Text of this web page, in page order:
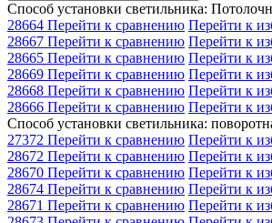
Способ установки светильника:
28664 Перейти к сравнению Перейти к
28667 Перейти к сравнению Перейти к
28665 Перейти к сравнению Перейти к
28669 Перейти к сравнению Перейти к
28668 Перейти к сравнению Перейти к
28666 Перейти к сравнению Перейти к
Способ установки светильника:
27372 Перейти к сравнению Перейти к
28672 Перейти к сравнению Перейти к
28670 Перейти к сравнению Перейти к
28674 Перейти к сравнению Перейти к
28671 Перейти к сравнению Перейти к